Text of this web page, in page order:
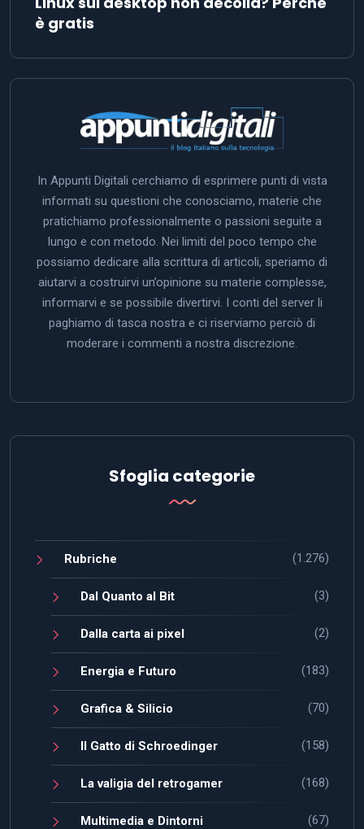
è gratis
In Appunti Digitali cerchiamo di esprimere punti di vista
informati su questioni che conosciamo, materie che
pratichiamo professionalmente o passioni seguite a
lungo e con metodo. Nei limiti del poco tempo che
possiamo dedicare alla scrittura di articoli, speriamo di
aiutarvi a costruirvi un’opinione su materie complesse,
informarvi e se possibile divertirvi. I conti del server li
paghiamo di tasca nostra e ci riserviamo perciò di
moderare i commenti a nostra discrezione.
Sfoglia categorie
Rubriche (1.276)
Dal Quanto al Bit (3)
Dalla carta ai pixel (2)
Energia e Futuro (183)
Grafica & Silicio (70)
Il Gatto di Schroedinger (158)
La valigia del retrogamer (168)
Multimedia e Dintorni (67)